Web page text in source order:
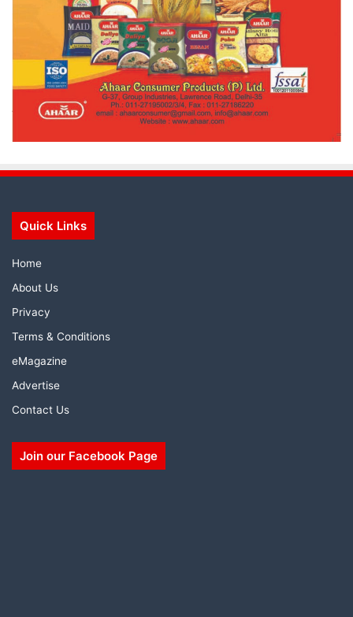
Quick Links
Home
About Us
Privacy
Terms & Conditions
eMagazine
Advertise
Contact Us
Join our Facebook Page